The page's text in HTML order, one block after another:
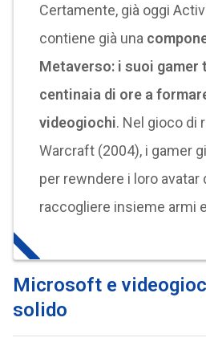
Certamente, già oggi
contiene già una
Metaverso: i suoi
centinaia di ore a
videogiochi. Nel gioco di
Warcraft (2004), i gamer
per rewndere i loro avatar
raccogliere insieme armi
Microsoft e
solido